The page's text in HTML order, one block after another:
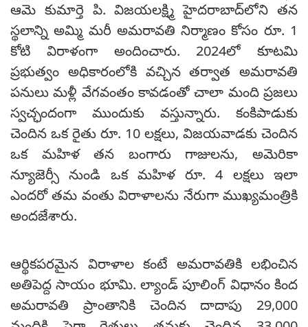
ఆమె కుమార్తె పి. విజయలక్ష్మి హైదరాబాద్‌లోని తన
స్థలాన్ని అమ్మి మరీ అమరావతి నిర్మాణం కోసం రూ. 1
కోటి విరాళంగా అందించారు. 2024లో కూటమి
ప్రభుత్వం అధికారంలోకి వచ్చిన తర్వాత అమరావతి
పనులు మళ్లీ వేగవంతం కావడంతో చాలా మంది ప్రజలు
స్వచ్ఛందంగా ముందుకు వస్తున్నారు. కంకిపాడుకు
చెందిన ఒక రైతు రూ. 10 లక్షలు, విజయవాడకు చెందిన
ఒక మహిళ తన బంగారు గాజులను, అమెరికా
న్యూజెర్సీ నుండి ఒక మహిళ రూ. 4 లక్షలు ఇలా
ఎందరో తమ వంతు విరాళాలను నేరుగా ముఖ్యమంత్రికి
అందజేశారు.
ఆర్థికపరమైన విరాళాల కంటే అమరావతికి లభించిన
అతిపెద్ద సాయం భూమి. ల్యాండ్ పూలింగ్ విధానం కింద
అమరావతి ప్రాంతానికి చెందిన దాదాపు 29,000